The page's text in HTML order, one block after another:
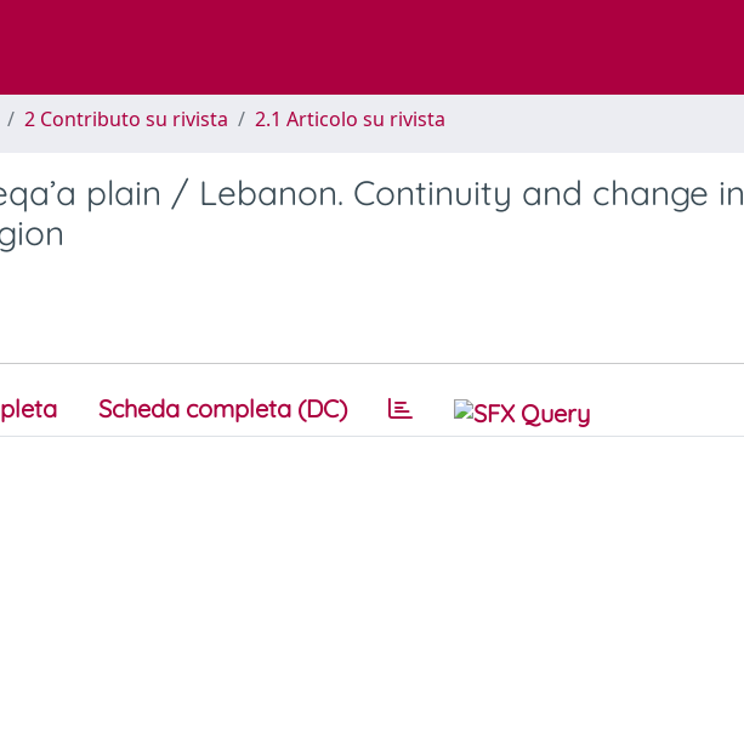
2 Contributo su rivista 2.1 Articolo su rivista
plain / Lebanon. Continuity and change in
Scheda completa (DC)